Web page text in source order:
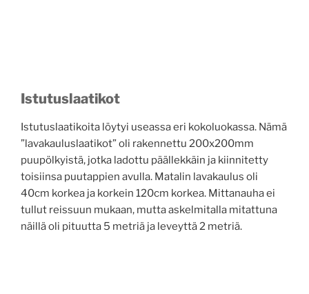
Istutuslaatikot
Istutuslaatikoita löytyi useassa eri kokoluokassa. Nämä
”lavakauluslaatikot” oli rakennettu 200x200mm
puupölkyistä, jotka ladottu päällekkäin ja kiinnitetty
toisiinsa puutappien avulla. Matalin lavakaulus oli
40cm korkea ja korkein 120cm korkea. Mittanauha ei
tullut reissuun mukaan, mutta askelmitalla mitattuna
näillä oli pituutta 5 metriä ja leveyttä 2 metriä.